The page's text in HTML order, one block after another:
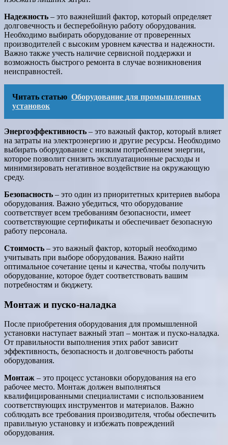
Надежность – это важнейший фактор, который определяет
долговечность и бесперебойную работу оборудования.
Необходимо выбирать оборудование от проверенных
производителей с высоким уровнем качества и надежности.
Важно также учесть наличие сервисной поддержки и
возможность быстрого ремонта в случае возникновения
неисправностей.
Читать статью Оборудование для промышленных
установок
Энергоэффективность – это важный фактор, который влияет
на затраты на электроэнергию и другие ресурсы. Необходимо
выбирать оборудование с низким потреблением энергии,
которое позволит снизить эксплуатационные расходы и
минимизировать негативное воздействие на окружающую
среду.
Безопасность – это один из приоритетных критериев выбора
оборудования. Важно убедиться, что оборудование
соответствует всем требованиям безопасности, имеет
соответствующие сертификаты и обеспечивает безопасную
работу персонала.
Стоимость – это важный фактор, который необходимо
учитывать при выборе оборудования. Важно найти
оптимальное сочетание цены и качества, чтобы получить
оборудование, которое будет соответствовать вашим
потребностям и бюджету.
Монтаж и пуско-наладка
После приобретения оборудования для промышленной
установки наступает важный этап – монтаж и пуско-наладка.
От правильности выполнения этих работ зависит
эффективность, безопасность и долговечность работы
оборудования.
Монтаж – это процесс установки оборудования на его
рабочее место. Монтаж должен выполняться
квалифицированными специалистами с использованием
соответствующих инструментов и материалов. Важно
соблюдать все требования производителя, чтобы обеспечить
правильную установку и избежать повреждений
оборудования.